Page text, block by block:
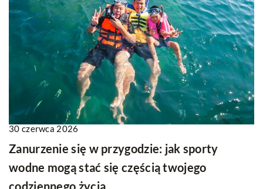
30 czerwca 2026
Zanurzenie się w przygodzie: jak sporty
wodne mogą stać się częścią twojego
codziennego życia